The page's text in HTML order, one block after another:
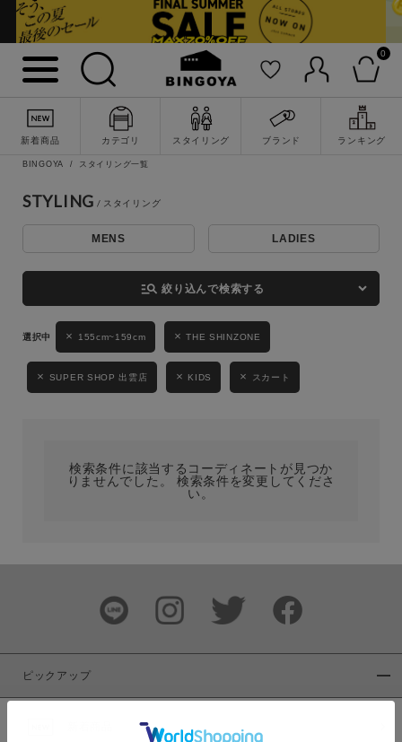
0
新着商品 カテゴリ スタイリング ブランド ランキング
詳細検索
キーワード
性別
MENS LADIES
ブランド
BINGOYA スタイリング一覧
STYLING
MENS LADIES
manage_search 絞り込んで検索する
155cm~159cm THE SHINZONE
SUPER SHOP 出雲店 KIDS スカート
検索条件に該当するコーディネートが見つか
りませんでした。 検索条件を変更してくださ
い。
ピックアップ